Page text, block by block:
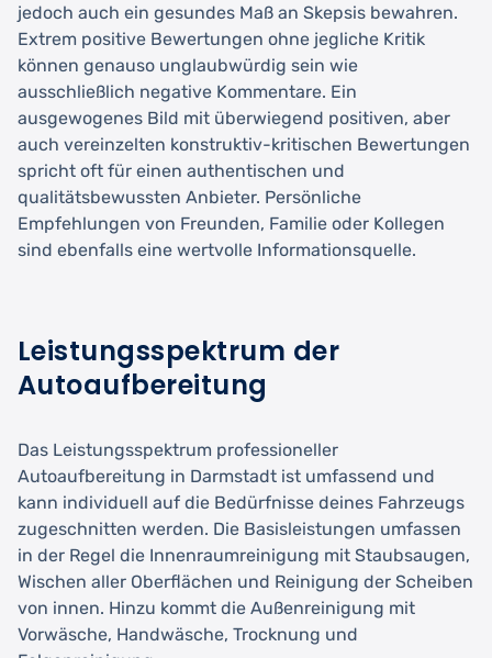
jedoch auch ein gesundes Maß an Skepsis bewahren.
Extrem positive Bewertungen ohne jegliche Kritik
können genauso unglaubwürdig sein wie
ausschließlich negative Kommentare. Ein
ausgewogenes Bild mit überwiegend positiven, aber
auch vereinzelten konstruktiv-kritischen Bewertungen
spricht oft für einen authentischen und
qualitätsbewussten Anbieter. Persönliche
Empfehlungen von Freunden, Familie oder Kollegen
sind ebenfalls eine wertvolle Informationsquelle.
Leistungsspektrum der
Autoaufbereitung
Das Leistungsspektrum professioneller
Autoaufbereitung in Darmstadt ist umfassend und
kann individuell auf die Bedürfnisse deines Fahrzeugs
zugeschnitten werden. Die Basisleistungen umfassen
in der Regel die Innenraumreinigung mit Staubsaugen,
Wischen aller Oberflächen und Reinigung der Scheiben
von innen. Hinzu kommt die Außenreinigung mit
Vorwäsche, Handwäsche, Trocknung und